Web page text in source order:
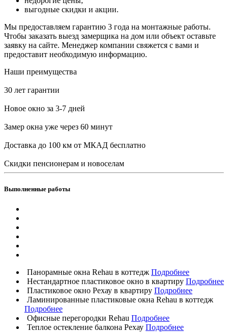
выгодные скидки и акции.
Мы предоставляем гарантию 3 года на монтажные работы.
Чтобы заказать выезд замерщика на дом или объект оставьте
заявку на сайте. Менеджер компании свяжется с вами и
предоставит необходимую информацию.
Наши преимущества
30 лет гарантии
Новое окно за 3-7 дней
Замер окна уже через 60 минут
Доставка до 100 км от МКАД бесплатно
Скидки пенсионерам и новоселам
Выполненные работы
Панорамные окна Rehau в коттедж Подробнее
Нестандартное пластиковое окно в квартиру Подробнее
Пластиковое окно Рехау в квартиру Подробнее
Ламинированные пластиковые окна Rehau в коттедж
Подробнее
Офисные перегородки Rehau Подробнее
Теплое остекление балкона Рехау Подробнее